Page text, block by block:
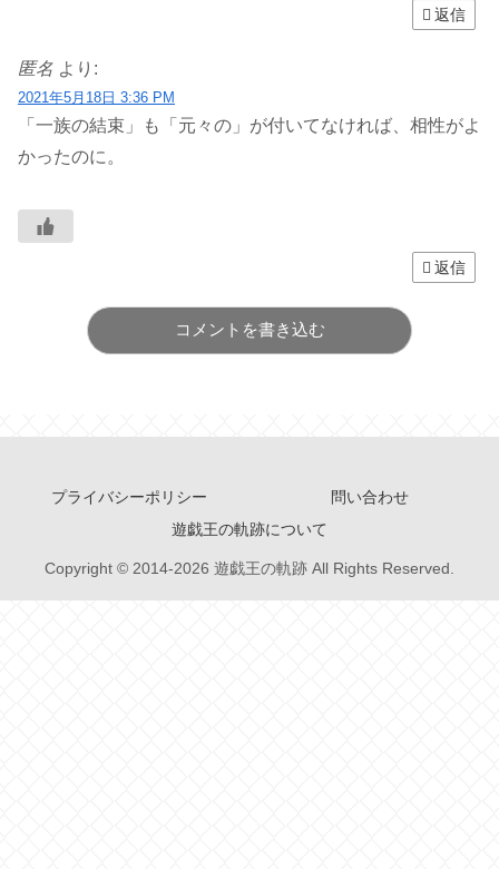
返信
匿名 より:
2021年5月18日 3:36 PM
「一族の結束」も「元々の」が付いてなければ、相性がよ
かったのに。
返信
コメントを書き込む
プライバシーポリシー
問い合わせ
遊戯王の軌跡について
Copyright © 2014-2026 遊戯王の軌跡 All Rights Reserved.